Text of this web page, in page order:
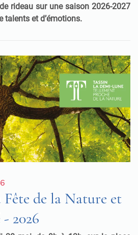
de rideau sur une saison 2026-2027
talents et d’émotions.
de la Nature et
2026